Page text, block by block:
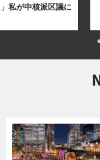
私が中核派区議に